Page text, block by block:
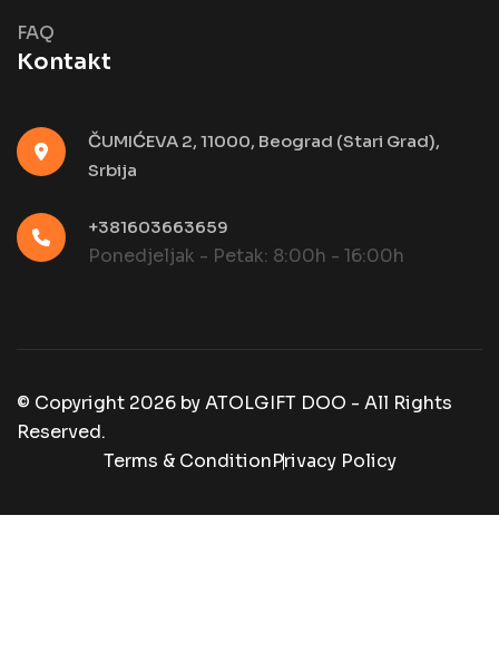
FAQ
Kontakt
ČUMIĆEVA 2, 11000, Beograd (Stari Grad),
Srbija
+381603663659
Ponedjeljak - Petak: 8:00h - 16:00h
© Copyright 2026 byATOLGIFT DOO - All Rights
Reserved.
Terms & ConditionPrivacy Policy